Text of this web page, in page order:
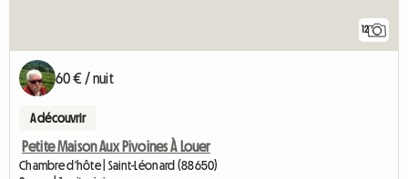
12
60 € / nuit
A découvrir
Petite Maison Aux Pivoines À Louer
Chambre d'hôte | Saint-Léonard (88650)